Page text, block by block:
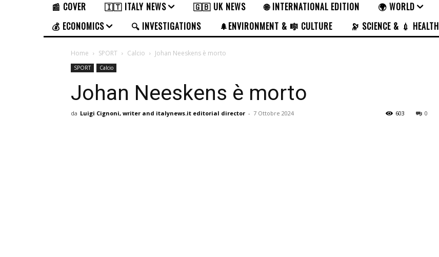
📰 COVER 🇮🇹 ITALY NEWS 🇬🇧 UK NEWS 🌐 INTERNATIONAL EDITION 🌍 WORLD
💰 ECONOMICS
🔍 INVESTIGATIONS 🌲ENVIRONMENT & 🎼 CULTURE 🔭 SCIENCE & 💉 HEALTH
Home SPORT Calcio Johan Neeskens è morto
SPORT Calcio
Johan Neeskens è morto
da Luigi Cignoni, writer and italynews.it editorial director - 7 Ottobre 2024 0
603